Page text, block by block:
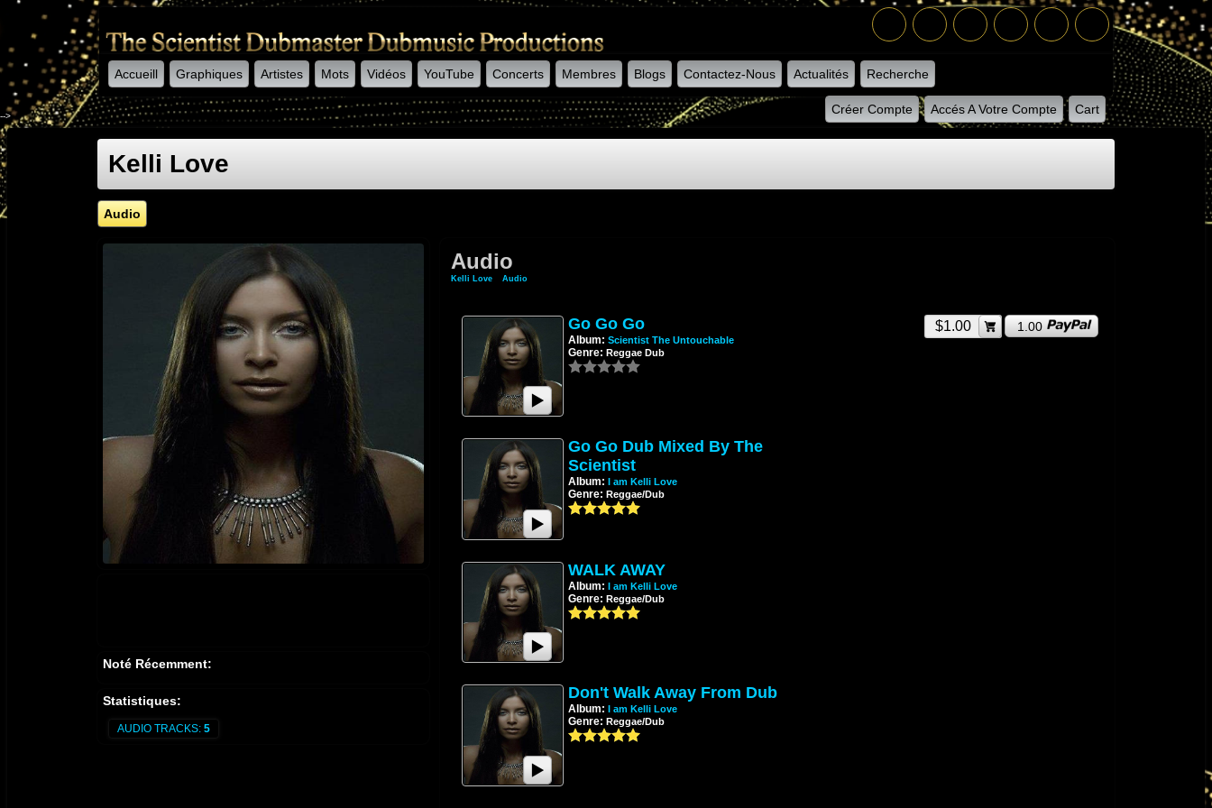
Accueill Graphiques Artistes Mots Vidéos YouTube Concerts Membres Blogs Contactez-Nous Actualités Recherche
Créer Compte Accés A Votre Compte Cart
-->
Kelli Love
Audio
Noté Récemment:
Statistiques:
AUDIO TRACKS: 5
Audio
Kelli Love» Audio
Go Go Go
Album: Scientist The Untouchable
Genre: Reggae Dub
$1.00 1.00
Go Go Dub Mixed By The
Scientist
Album: I am Kelli Love
Genre: Reggae/Dub
WALK AWAY
Album: I am Kelli Love
Genre: Reggae/Dub
Don't Walk Away From Dub
Album: I am Kelli Love
Genre: Reggae/Dub